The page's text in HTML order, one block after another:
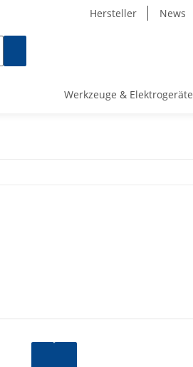
Hersteller News
Werkzeuge & Elektrogeräte